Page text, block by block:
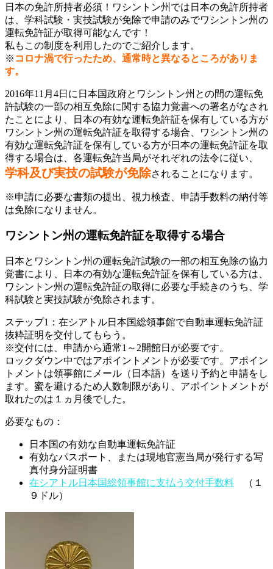
日本の免許所持者必須！ワシントン州では日本の免許所持者
は、学科試験・実技試験が免除で申請のみでワシントン州の
運転免許証が取得可能なんです！
私もこの制度を利用したのでご紹介します。
※ コロナ渦で行ったため、通常時と異なるところがありま
す。
2016年11月4日に日本国政府とワシントン州との間の運転免
許試験の一部の相互免除に関する協力覚書への署名がなされ
たことにより、日本の有効な運転免許証を保有している方が
ワシントン州の運転免許証を取得する場合、ワシントン州の
有効な運転免許証を保有している方が日本の運転免許証を取
得する場合は、各運転免許当局がそれぞれの法令に従い、
学科及び実技の試験が免除されることになります。
※申請に必要な書類の提出、視力検査、申請手数料の納付等
は免除になりません。
ワシントン州の運転免許証を取得する場合
日本とワシントン州の運転免許試験の一部の相互免除の協力
覚書により、日本の有効な運転免許証を保有している方は、
ワシントン州の運転免許証の取得に必要な手続きのうち、学
科試験と実技試験が免除されます。
ステップ1：在シアトル日本国総領事館で自動車運転免許証
抜粋証明を交付してもらう。
※交付には、申請から通常1～2開館日が必要です。
ロックダウン中ではアポイントメントが必要です。アポイン
トメントは領事館にメール（日本語）を送り予約と申請をし
ます。蜜を避けるため人数制限があり、アポイントメントが
取れたのは１ヵ月後でした。
必要なもの：
日本国の有効な自動車運転免許証
有効なパスポート、または現地官憲当局が発行する写
真付身分証明書
在シアトル日本国総領事館に支払う交付手数料 （１
９ドル）